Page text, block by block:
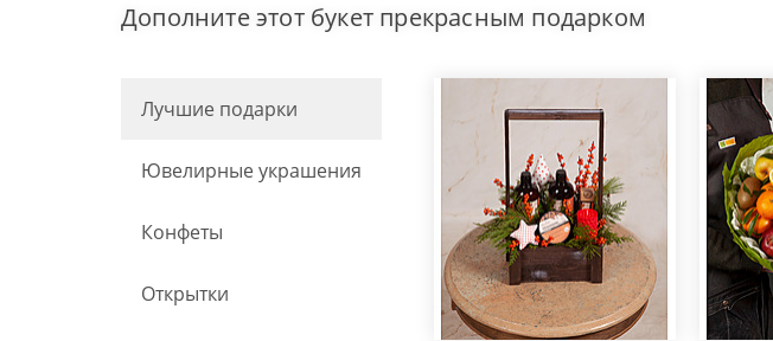
Дополните этот букет прекрасным подарком
Лучшие подарки
Ювелирные украшения
Конфеты
Открытки